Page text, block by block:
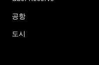
공항
도시